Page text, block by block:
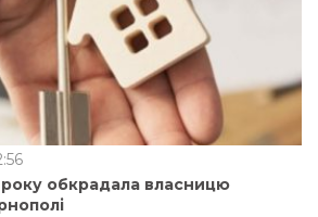
року обкрадала власницю